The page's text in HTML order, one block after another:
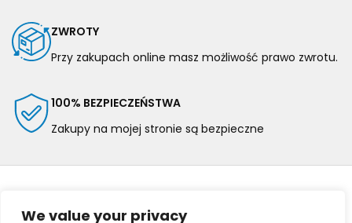
We value your privacy
ZWROTY
Przy zakupach online masz możliwość prawo zwrotu.
100% BEZPIECZEŃSTWA
Zakupy na mojej stronie są bezpieczne